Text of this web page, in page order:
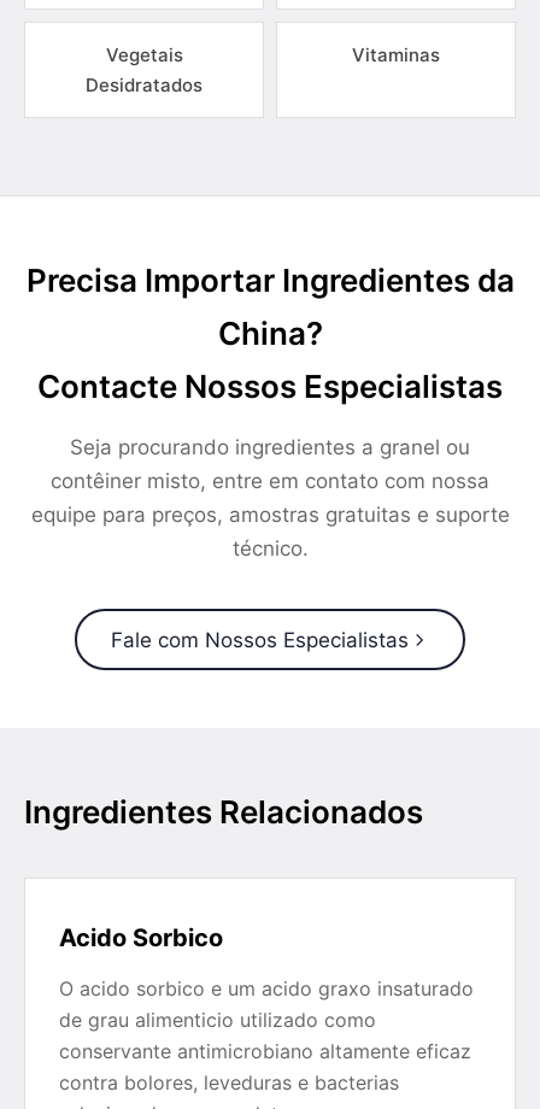
Vegetais
Desidratados
Vitaminas
Precisa Importar Ingredientes da
China?
Contacte Nossos Especialistas
Seja procurando ingredientes a granel ou
contêiner misto, entre em contato com nossa
equipe para preços, amostras gratuitas e suporte
técnico.
Fale com Nossos Especialistas
Ingredientes Relacionados
Acido Sorbico
O acido sorbico e um acido graxo insaturado
de grau alimenticio utilizado como
conservante antimicrobiano altamente eficaz
contra bolores, leveduras e bacterias